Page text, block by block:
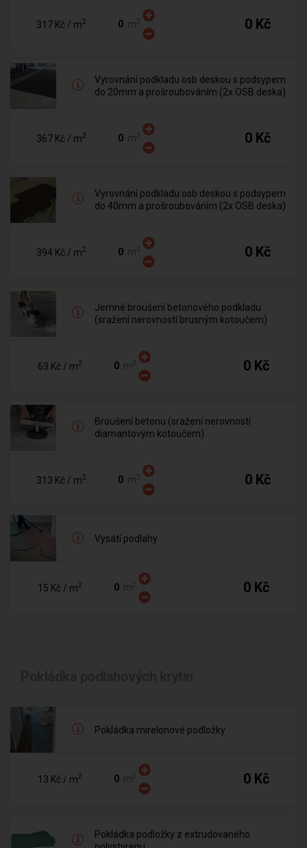
317 Kč / m2 m2 0 Kč
Vyrovnání podkladu osb deskou s podsypem
do 20mm a prošroubováním (2x OSB deska)
367 Kč / m2 m2 0 Kč
Vyrovnání podkladu osb deskou s podsypem
do 40mm a prošroubováním (2x OSB deska)
394 Kč / m2 m2 0 Kč
Jemné broušení betonového podkladu
(sražení nerovností brusným kotoučem)
63 Kč/ m2 m2 0 Kč
Broušení betonu (sražení nerovností
diamantovým kotoučem)
313 Kč / m2 m2 0 Kč
Vysátí podlahy
15 Kč/ m2 m2 0 Kč
Pokládka mirelonové podložky
13 Kč/ m2 m2 0 Kč
Pokládka podložky z extrudovaného